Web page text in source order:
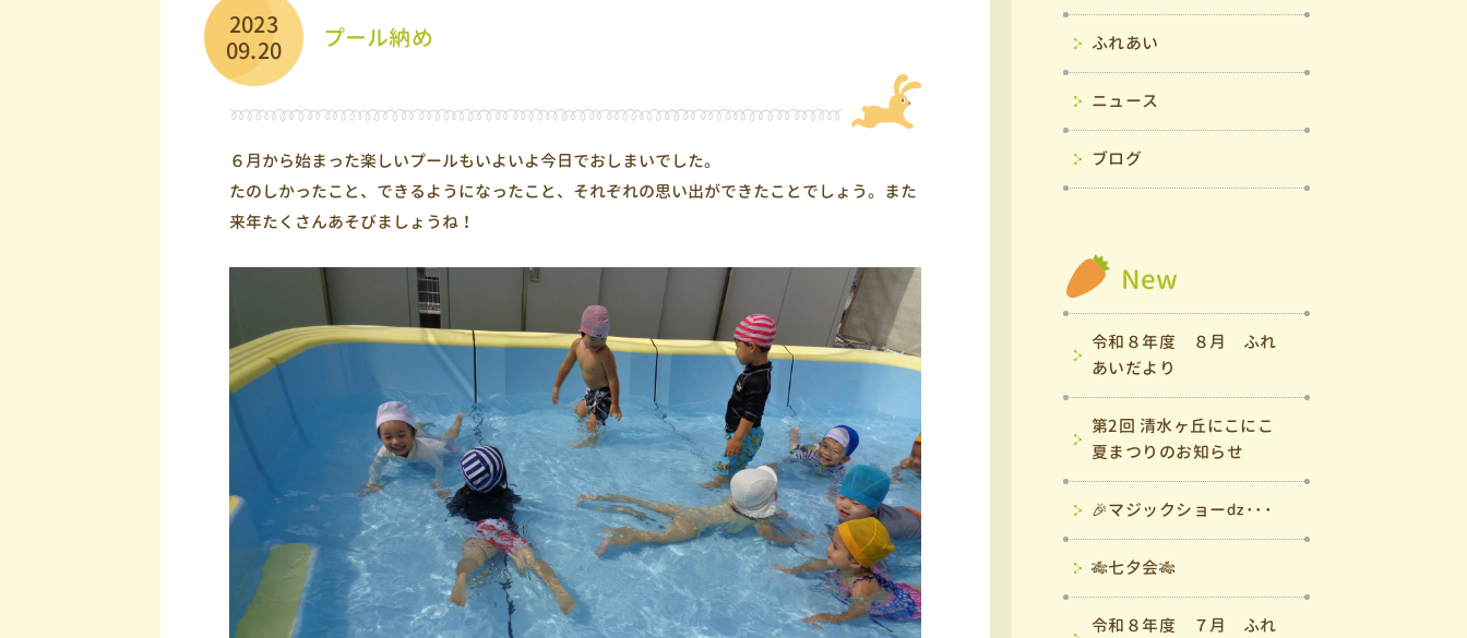
2023
09.20
プール納め
６月から始まった楽しいプールもいよいよ今日でおしまいでした。
たのしかったこと、できるようになったこと、それぞれの思い出ができたことでしょう。また
来年たくさんあそびましょうね！
ふれあい
ニュース
ブログ
New
令和８年度 ８月 ふれ
あいだより
第2回 清水ヶ丘にこにこ
夏まつりのお知らせ
🎉マジックショーǳ･･･
🎋七夕会🎋
令和８年度 ７月 ふれ